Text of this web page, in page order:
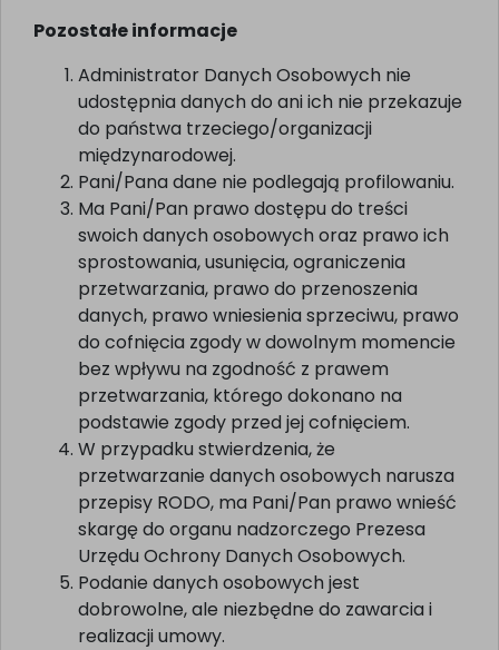
Pozostałe informacje
Administrator Danych Osobowych nie
udostępnia danych do ani ich nie przekazuje
do państwa trzeciego/organizacji
międzynarodowej.
Pani/Pana dane nie podlegają profilowaniu.
Ma Pani/Pan prawo dostępu do treści
swoich danych osobowych oraz prawo ich
sprostowania, usunięcia, ograniczenia
przetwarzania, prawo do przenoszenia
danych, prawo wniesienia sprzeciwu, prawo
do cofnięcia zgody w dowolnym momencie
bez wpływu na zgodność z prawem
przetwarzania, którego dokonano na
podstawie zgody przed jej cofnięciem.
W przypadku stwierdzenia, że
przetwarzanie danych osobowych narusza
przepisy RODO, ma Pani/Pan prawo wnieść
skargę do organu nadzorczego Prezesa
Urzędu Ochrony Danych Osobowych.
Podanie danych osobowych jest
dobrowolne, ale niezbędne do zawarcia i
realizacji umowy.